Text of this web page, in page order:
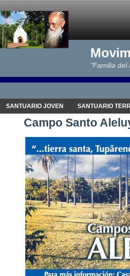
"Familia del
SANTUARIO JOVEN SANTUARIO
Campo Santo